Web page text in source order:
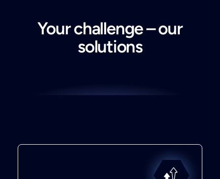
Your challenge – our
solutions